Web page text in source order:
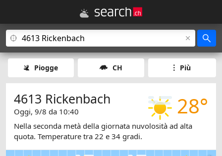
Piogge CH Più
28°
4613 Rickenbach
Oggi, 9/8 da 10:40
Nella seconda metà della giornata nuvolosità ad alta
quota. Temperature tra 22 e 34 gradi.